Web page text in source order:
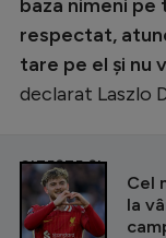
baza nimeni pe
respectat,
tare pe el și nu
declarat Laszlo
CITEȘTE ȘI
Cel
la